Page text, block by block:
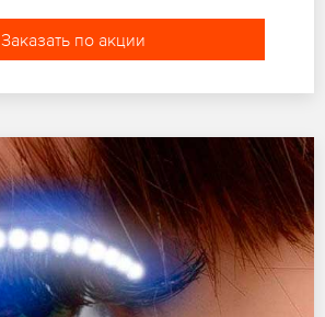
Заказать по акции